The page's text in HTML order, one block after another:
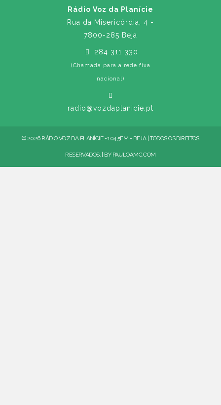
Rádio Voz da Planície
Rua da Misericórdia, 4 -
7800-285 Beja
284 311 330
(Chamada para a rede fixa
nacional)
radio@vozdaplanicie.pt
© 2026 RÁDIO VOZ DA PLANÍCIE - 104.5FM - BEJA | TODOS OS DIREITOS
RESERVADOS. | BY PAULOAMC.COM